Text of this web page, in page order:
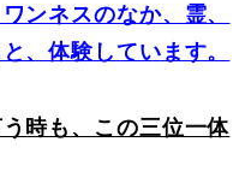
ンネスのなか、霊、
、体験しています。
時も、この三位一体